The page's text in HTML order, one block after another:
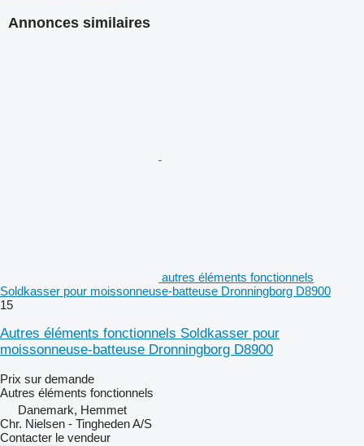
Annonces similaires
autres éléments fonctionnels
Soldkasser pour moissonneuse-batteuse Dronningborg D8900
15
Autres éléments fonctionnels Soldkasser pour
moissonneuse-batteuse Dronningborg D8900
Prix sur demande
Autres éléments fonctionnels
Danemark, Hemmet
Chr. Nielsen - Tingheden A/S
Contacter le vendeur